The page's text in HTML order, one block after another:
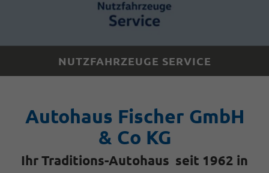
NUTZFAHRZEUGE SERVICE
Autohaus Fischer GmbH
& Co KG
Ihr Traditions-Autohaus seit 1962 in